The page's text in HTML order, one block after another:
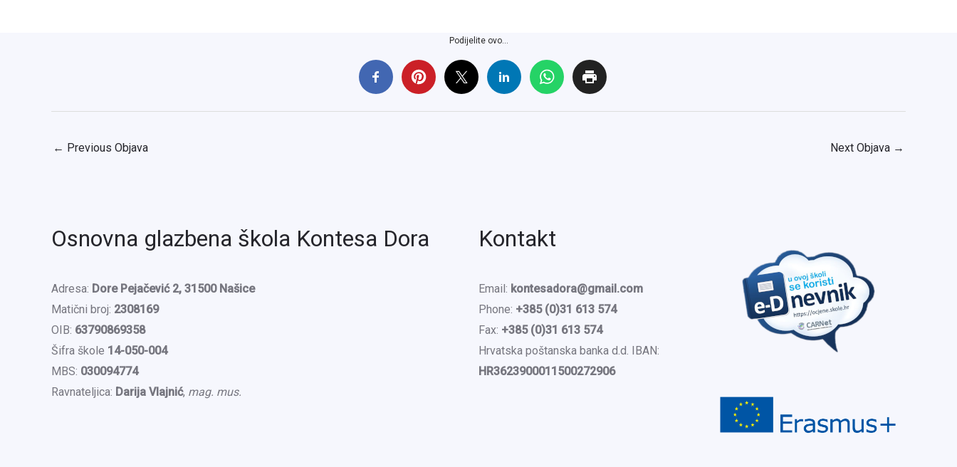
Podijelite ovo...
← Previous Objava Next Objava →
Osnovna glazbena škola Kontesa Dora
Adresa: Dore Pejačević 2, 31500 Našice
Matični broj: 2308169
OIB: 63790869358
Šifra škole 14-050-004
MBS: 030094774
Ravnateljica: Darija Vlajnić, mag. mus.
Kontakt
Email: kontesadora@gmail.com
Phone: +385 (0)31 613 574
Fax: +385 (0)31 613 574
Hrvatska poštanska banka d.d. IBAN:
HR3623900011500272906